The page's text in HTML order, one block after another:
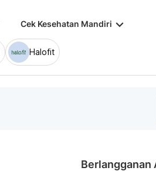
Cek Kesehatan Mandiri keyboard_arrow_down
Halofit